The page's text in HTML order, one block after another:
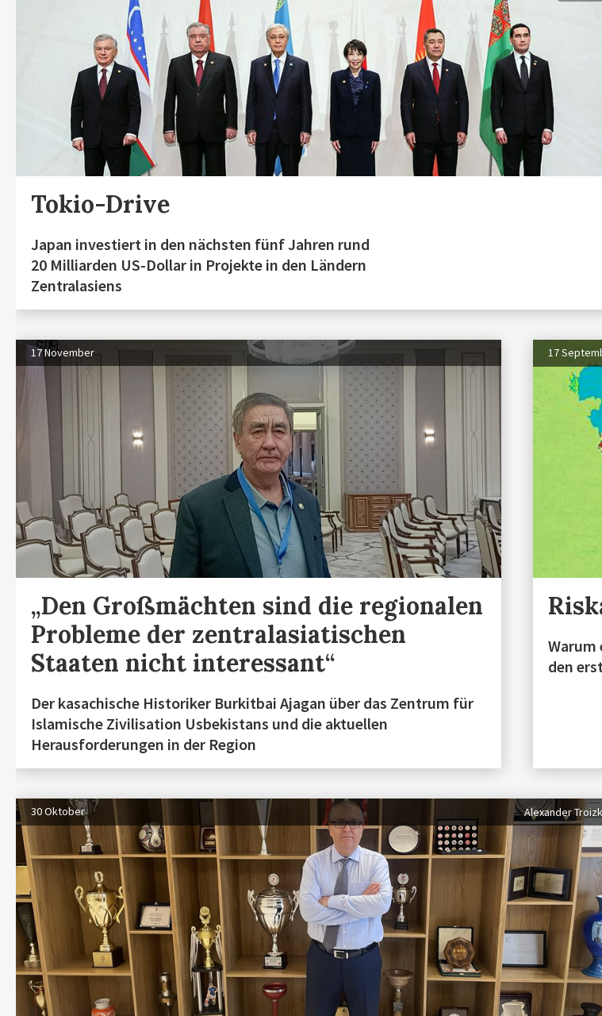
Tokio-Drive
Japan investiert in den nächsten fünf Jahren rund
20 Milliarden US-Dollar in Projekte in den Ländern
Zentralasiens
17 November
„Den Großmächten sind die regionalen
Probleme der zentralasiatischen
Staaten nicht interessant“
Der kasachische Historiker Burkitbai Ajagan über das Zentrum für
Islamische Zivilisation Usbekistans und die aktuellen
Herausforderungen in der Region
17
Warum
den
30 Oktober Alexander